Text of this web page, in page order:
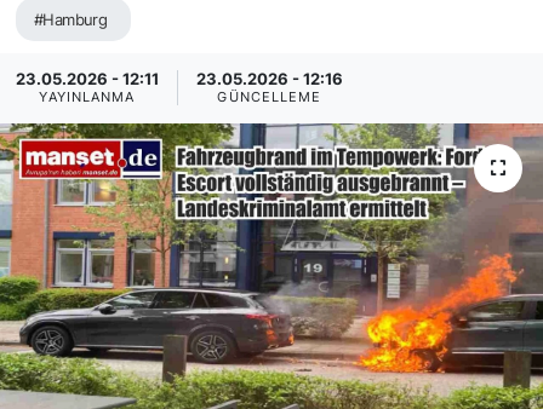
#Hamburg
23.05.2026 - 12:11
YAYINLANMA
23.05.2026 - 12:16
GÜNCELLEME